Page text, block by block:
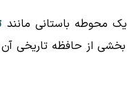
محوطه باستانی مانند
از حافظه تاریخی